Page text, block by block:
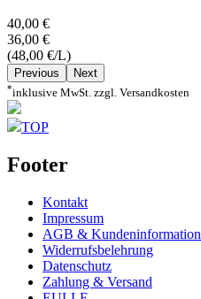
40,00 €
36,00 €
(48,00 €/L)
Previous Next
*inklusive MwSt. zzgl. Versandkosten
TOP
Footer
Kontakt
Impressum
AGB & Kundeninformation
Widerrufsbelehrung
Datenschutz
Zahlung & Versand